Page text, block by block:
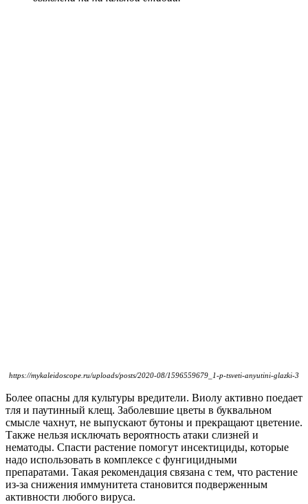
https://mykaleidoscope.ru/uploads/posts/2020-08/1596559679_1-p-tsveti-anyutini-glazki-3
Более опасны для культуры вредители. Виолу активно поедает
тля и паутинный клещ. Заболевшие цветы в буквальном
смысле чахнут, не выпускают бутоны и прекращают цветение.
Также нельзя исключать вероятность атаки слизней и
нематоды. Спасти растение помогут инсектициды, которые
надо использовать в комплексе с фунгицидными
препаратами. Такая рекомендация связана с тем, что растение
из-за снижения иммунитета становится подверженным
активности любого вируса.